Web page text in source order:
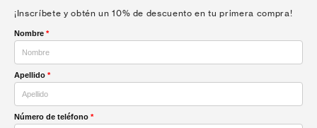
¡Inscríbete y obtén un 10% de descuento en tu primera compra!
Nombre *
Apellido *
Número de teléfono *